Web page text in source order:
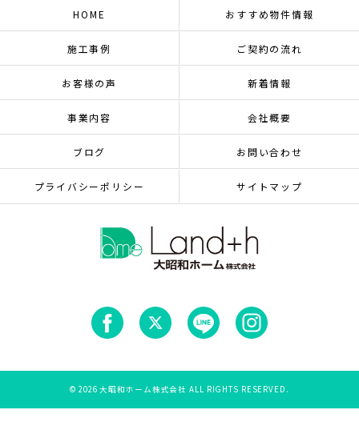
HOME おすすめ物件情報
施工事例 ご契約の流れ
お客様の声 新着情報
事業内容 会社概要
ブログ お問い合わせ
プライバシーポリシー サイトマップ
© 2026 大昭和ホーム株式会社 ALL RIGHTS RESERVED.